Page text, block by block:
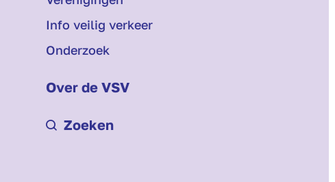
Info veilig verkeer
Onderzoek
Over de VSV
Zoeken